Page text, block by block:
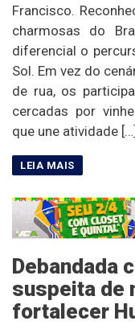
Francisco.
charmosas do
diferencial o
Sol. Em vez do
de rua, os
cercadas por
que une atividade […]
Debandada
suspeita de
fortalecer